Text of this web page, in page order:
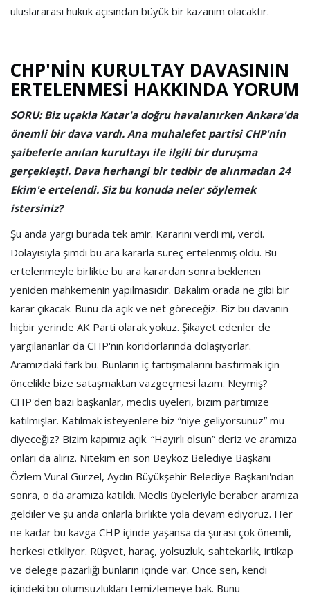
uluslararası hukuk açısından büyük bir kazanım olacaktır.
CHP'NİN KURULTAY DAVASININ
ERTELENMESİ HAKKINDA YORUM
SORU: Biz uçakla Katar'a doğru havalanırken Ankara'da
önemli bir dava vardı. Ana muhalefet partisi CHP'nin
şaibelerle anılan kurultayı ile ilgili bir duruşma
gerçekleşti. Dava herhangi bir tedbir de alınmadan 24
Ekim'e ertelendi. Siz bu konuda neler söylemek
istersiniz?
Şu anda yargı burada tek amir. Kararını verdi mi, verdi.
Dolayısıyla şimdi bu ara kararla süreç ertelenmiş oldu. Bu
ertelenmeyle birlikte bu ara karardan sonra beklenen
yeniden mahkemenin yapılmasıdır. Bakalım orada ne gibi bir
karar çıkacak. Bunu da açık ve net göreceğiz. Biz bu davanın
hiçbir yerinde AK Parti olarak yokuz. Şikayet edenler de
yargılananlar da CHP'nin koridorlarında dolaşıyorlar.
Aramızdaki fark bu. Bunların iç tartışmalarını bastırmak için
öncelikle bize sataşmaktan vazgeçmesi lazım. Neymiş?
CHP'den bazı başkanlar, meclis üyeleri, bizim partimize
katılmışlar. Katılmak isteyenlere biz “niye geliyorsunuz” mu
diyeceğiz? Bizim kapımız açık. “Hayırlı olsun” deriz ve aramıza
onları da alırız. Nitekim en son Beykoz Belediye Başkanı
Özlem Vural Gürzel, Aydın Büyükşehir Belediye Başkanı'ndan
sonra, o da aramıza katıldı. Meclis üyeleriyle beraber aramıza
geldiler ve şu anda onlarla birlikte yola devam ediyoruz. Her
ne kadar bu kavga CHP içinde yaşansa da şurası çok önemli,
herkesi etkiliyor. Rüşvet, haraç, yolsuzluk, sahtekarlık, irtikap
ve delege pazarlığı bunların içinde var. Önce sen, kendi
içindeki bu olumsuzlukları temizlemeye bak. Bunu